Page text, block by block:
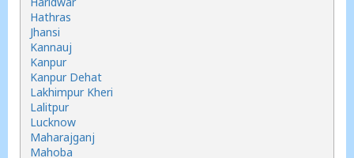
Hathras
Jhansi
Kannauj
Kanpur
Kanpur Dehat
Lakhimpur Kheri
Lalitpur
Lucknow
Maharajganj
Mahoba